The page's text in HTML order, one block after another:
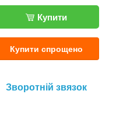
Купити
Купити спрощено
Зворотній звязок